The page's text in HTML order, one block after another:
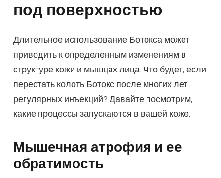
под поверхностью
Длительное использование Ботокса может
приводить к определенным изменениям в
структуре кожи и мышцах лица. Что будет, если
перестать колоть Ботокс после многих лет
регулярных инъекций? Давайте посмотрим,
какие процессы запускаются в вашей коже.
Мышечная атрофия и ее
обратимость